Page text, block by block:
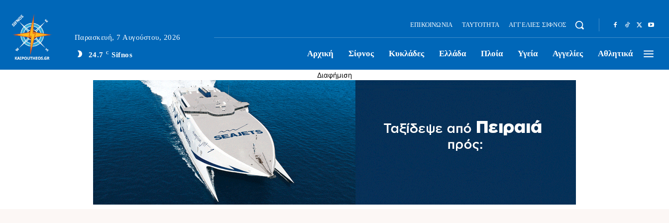
Παρασκευή, 7 Αυγούστου, 2026
24.7 C Sifnos
ΕΠΙΚΟΙΝΩΝΊΑ ΤΑΥΤΌΤΗΤΑ ΑΓΓΕΛΊΕΣ ΣΊΦΝΟΣ
Αρχική Σίφνος Κυκλάδες Ελλάδα Πλοία Υγεία Αγγελίες Αθλητικά
Διαφήμιση